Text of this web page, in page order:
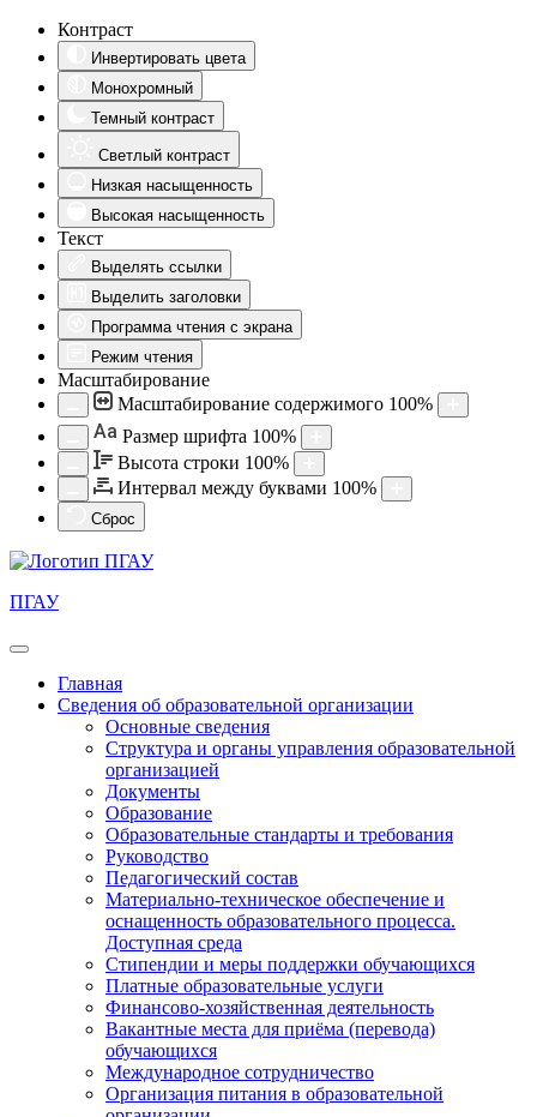
Контраст
Инвертировать цвета
Монохромный
Темный контраст
Светлый контраст
Низкая насыщенность
Высокая насыщенность
Текст
Выделять ссылки
Выделить заголовки
Программа чтения с экрана
Режим чтения
Масштабирование
Масштабирование содержимого 100%
Aa Размер шрифта 100%
Высота строки 100%
Интервал между буквами 100%
Сброс
ПГАУ
Главная
Сведения об образовательной организации
Основные сведения
Структура и органы управления образовательной
организацией
Документы
Образование
Образовательные стандарты и требования
Руководство
Педагогический состав
Материально-техническое обеспечение и
оснащенность образовательного процесса.
Доступная среда
Стипендии и меры поддержки обучающихся
Платные образовательные услуги
Финансово-хозяйственная деятельность
Вакантные места для приёма (перевода)
обучающихся
Международное сотрудничество
Организация питания в образовательной